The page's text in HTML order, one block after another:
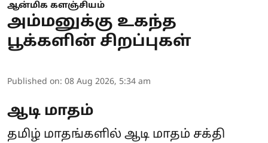
ஆன்மிக களஞ்சியம்
அம்மனுக்கு உகந்த
பூக்களின் சிறப்புகள்
Published on: 08 Aug 2026, 5:34 am
ஆடி மாதம்
தமிழ் மாதங்களில் ஆடி மாதம் சக்தி